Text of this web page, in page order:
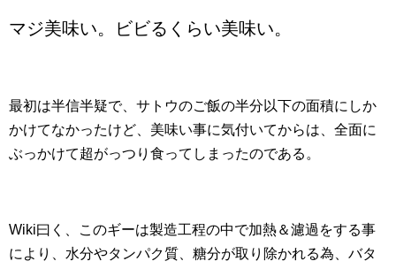
マジ美味い。ビビるくらい美味い。
最初は半信半疑で、サトウのご飯の半分以下の面積にしか
かけてなかったけど、美味い事に気付いてからは、全面に
ぶっかけて超がっつり食ってしまったのである。
Wiki曰く、このギーは製造工程の中で加熱＆濾過をする事
により、水分やタンパク質、糖分が取り除かれる為、バタ